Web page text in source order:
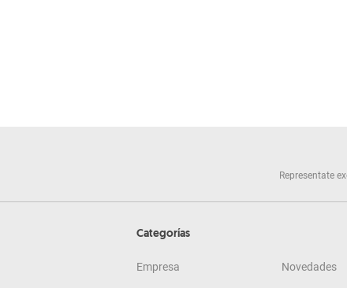
Representate
Categorías
Empresa Novedades